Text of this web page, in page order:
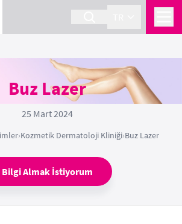
Buz Lazer
25 Mart 2024
›Kozmetik Dermatoloji Kliniği›Buz Lazer
Bilgi Almak İstiyorum